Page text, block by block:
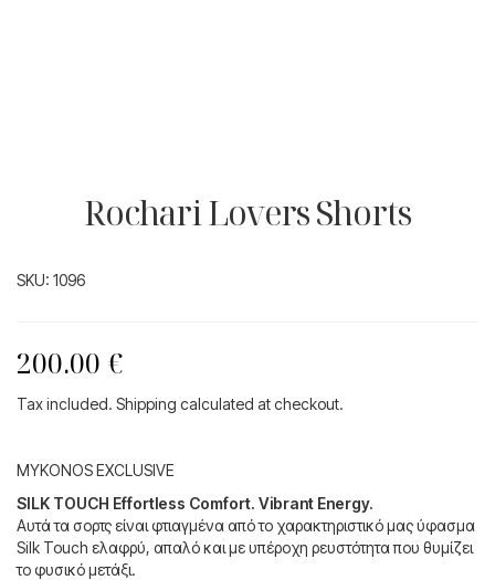
Rochari Lovers Shorts
SKU: 1096
200.00 €
Tax included. Shipping calculated at checkout.
MYKONOS EXCLUSIVE
SILK TOUCH Effortless Comfort. Vibrant Energy.
Αυτά τα σορτς είναι φτιαγμένα από το χαρακτηριστικό μας ύφασμα
Silk Touch ελαφρύ, απαλό και με υπέροχη ρευστότητα που θυμίζει
το φυσικό μετάξι.